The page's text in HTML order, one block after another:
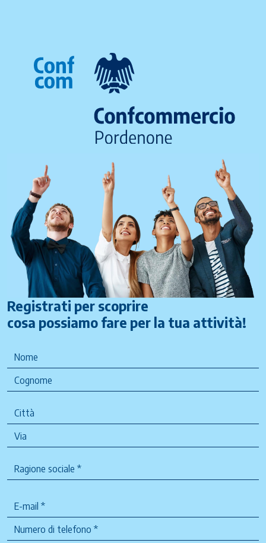
Registrati per scoprire
cosa possiamo fare per la tua attività!